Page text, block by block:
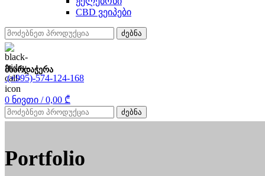
CBD ვეიპები
ძებნა
მხარდაჭერა
(+995)-574-124-168
0 ნივთი / 0,00 ₾
ძებნა
Portfolio